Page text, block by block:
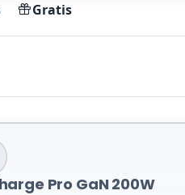
Gratis
Pro GaN 200W